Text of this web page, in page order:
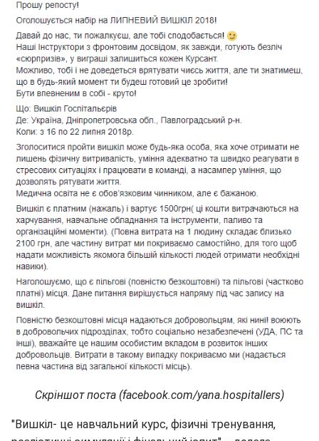
Скріншот поста (facebook.com/yana.hospitallers)
"Вишкіл- це навчальний курс, фізичні тренування,